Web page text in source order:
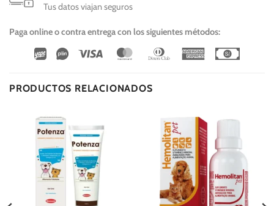
Tus datos viajan seguros
Paga online o contra entrega con los siguientes métodos:
Wirecard
Vipps Visa MasterCardDinners
American
PRODUCTOS RELACIONADOS